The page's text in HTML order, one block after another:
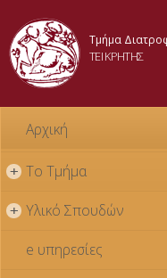
Τμήμα
ΤΕΙ ΚΡΗΤΗΣ
Αρχική
+ Το Τμήμα
+ Υλικό Σπουδών
e υπηρεσίες